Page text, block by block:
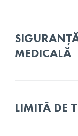
MEDICALĂ
LIMITĂ DE